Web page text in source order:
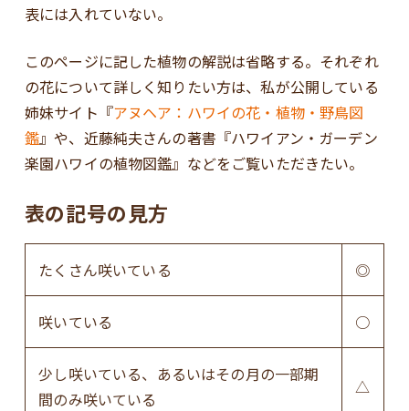
表には入れていない。
このページに記した植物の解説は省略する。それぞれ
の花について詳しく知りたい方は、私が公開している
姉妹サイト『アヌヘア：ハワイの花・植物・野鳥図
鑑』や、近藤純夫さんの著書『ハワイアン・ガーデン
楽園ハワイの植物図鑑』などをご覧いただきたい。
表の記号の見方
たくさん咲いている ◎
咲いている ○
少し咲いている、あるいはその月の一部期
間のみ咲いている
△